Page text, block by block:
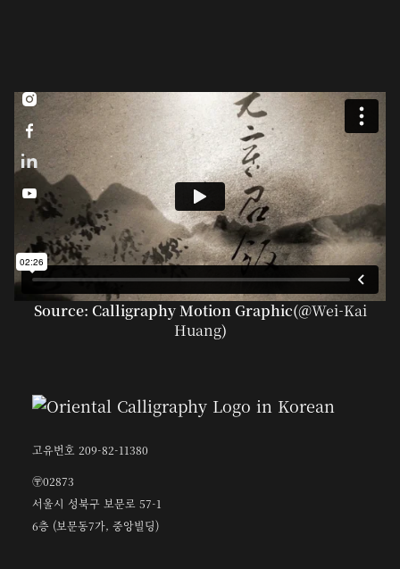
Source: Calligraphy Motion Graphic(@Wei-Kai
Huang)
고유번호 209-82-11380
〶02873
서울시 성북구 보문로 57-1
6층 (보문동7가, 중앙빌딩)


